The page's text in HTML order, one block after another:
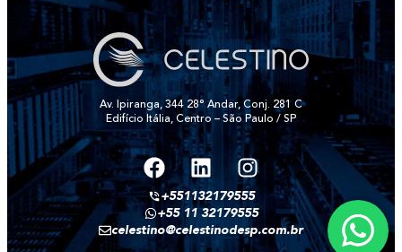
Av. Ipiranga, 344 28° Andar, Conj. 281 C
Edifício Itália, Centro – São Paulo / SP
+551132179555
+55 11 32179555
celestino@celestinodesp.com.br